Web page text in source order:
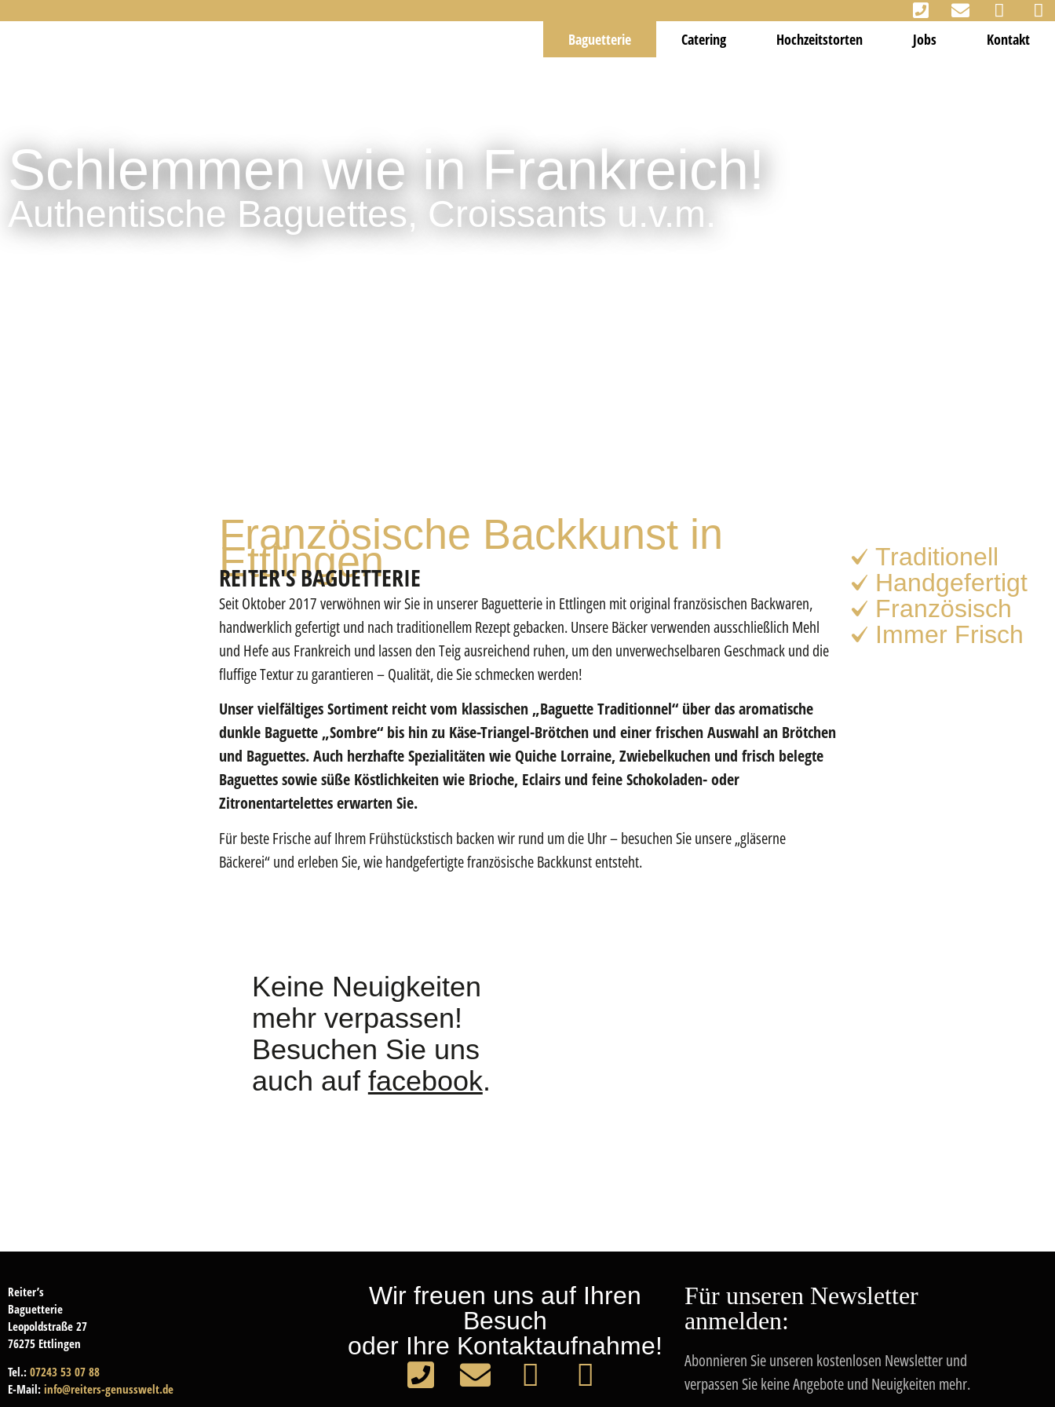
Baguetterie Catering Hochzeitstorten Jobs Kontakt
Schlemmen wie in Frankreich!
Authentische Baguettes, Croissants u.v.m.
Französische Backkunst in
Ettlingen
REITER'S BAGUETTERIE
Seit Oktober 2017 verwöhnen wir Sie in unserer Baguetterie in Ettlingen mit original französischen Backwaren,
handwerklich gefertigt und nach traditionellem Rezept gebacken. Unsere Bäcker verwenden ausschließlich Mehl
und Hefe aus Frankreich und lassen den Teig ausreichend ruhen, um den unverwechselbaren Geschmack und die
fluffige Textur zu garantieren – Qualität, die Sie schmecken werden!
Unser vielfältiges Sortiment reicht vom klassischen „Baguette Traditionnel“ über das aromatische
dunkle Baguette „Sombre“ bis hin zu Käse-Triangel-Brötchen und einer frischen Auswahl an Brötchen
und Baguettes. Auch herzhafte Spezialitäten wie Quiche Lorraine, Zwiebelkuchen und frisch belegte
Baguettes sowie süße Köstlichkeiten wie Brioche, Eclairs und feine Schokoladen- oder
Zitronentartelettes erwarten Sie.
Für beste Frische auf Ihrem Frühstückstisch backen wir rund um die Uhr – besuchen Sie unsere „gläserne
Bäckerei“ und erleben Sie, wie handgefertigte französische Backkunst entsteht.
Traditionell
Handgefertigt
Französisch
Immer Frisch
Keine Neuigkeiten
mehr verpassen!
Besuchen Sie uns
auch auf facebook.
Reiter’s
Baguetterie
Leopoldstraße 27
76275 Ettlingen
Tel.: 07243 53 07 88
E-Mail: info@reiters-genusswelt.de
Wir freuen uns auf Ihren
Besuch
oder Ihre Kontaktaufnahme!
Für unseren Newsletter
anmelden:
Abonnieren Sie unseren kostenlosen Newsletter und
verpassen Sie keine Angebote und Neuigkeiten mehr.